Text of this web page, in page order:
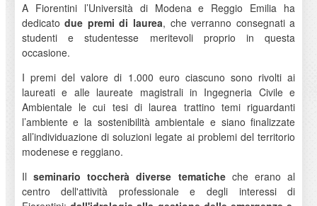
A Fiorentini l’Università di Modena e Reggio Emilia ha
dedicatodue premi di laurea, che verranno consegnati a
studenti e studentesse meritevoli proprio in questa
occasione.
I premi del valore di 1.000 euro ciascuno sono rivolti ai
laureati e alle laureate magistrali in Ingegneria Civile e
Ambientale le cui tesi di laurea trattino temi riguardanti
l’ambiente e la sostenibilità ambientale e siano finalizzate
all’individuazione di soluzioni legate ai problemi del territorio
modenese e reggiano.
Il seminario toccherà diverse tematicheche erano al
centro dell'attività professionale e degli interessi di